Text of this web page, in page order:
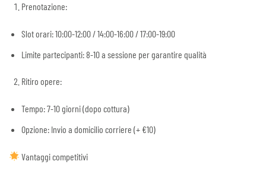
Prenotazione:
Slot orari: 10:00-12:00 / 14:00-16:00 / 17:00-19:00
Limite partecipanti: 8-10 a sessione per garantire qualità
Ritiro opere:
Tempo: 7-10 giorni (dopo cottura)
Opzione: Invio a domicilio corriere (+ €10)
Vantaggi competitivi